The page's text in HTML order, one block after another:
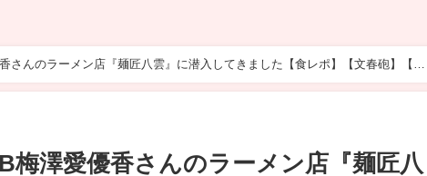
さんのラーメン店『麺匠八雲』に潜入してきました【食レポ】【文春砲】【産
梅澤愛優香さんのラーメン店『麺匠八